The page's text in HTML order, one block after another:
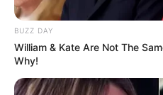
BUZZ DAY
William & Kate Are Not The
Why!